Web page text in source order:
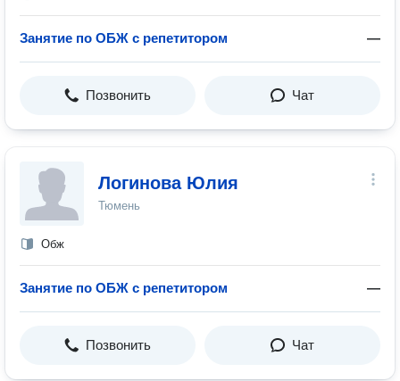
Занятие по ОБЖ с репетитором —
Позвонить Чат
Логинова Юлия
Тюмень
Обж
Занятие по ОБЖ с репетитором —
Позвонить Чат